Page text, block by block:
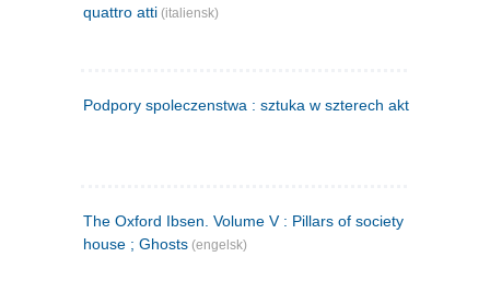
quattro atti (italiensk)
Podpory spoleczenstwa : sztuka w szterech aktach
The Oxford Ibsen. Volume V : Pillars of society ; A doll's
house ; Ghosts (engelsk)